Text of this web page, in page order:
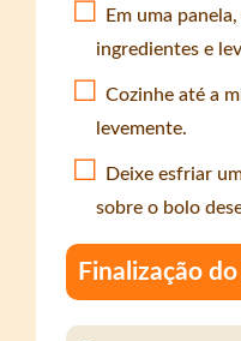
Em uma
ingredientes e
Cozinhe até a
levemente.
Deixe esfriar
sobre o bolo
Finalização